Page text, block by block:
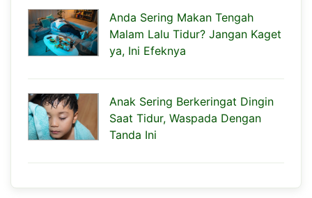
Anda Sering Makan Tengah
Malam Lalu Tidur? Jangan Kaget
ya, Ini Efeknya
Anak Sering Berkeringat Dingin
Saat Tidur, Waspada Dengan
Tanda Ini